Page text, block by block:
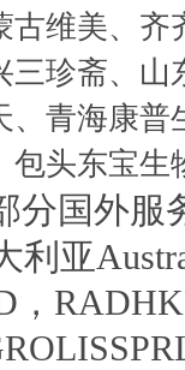
古维美、齐
三珍斋、山
、青海康普
包头东宝
分国外服
利亚
，